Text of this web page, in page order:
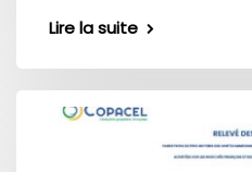
Lire la suite